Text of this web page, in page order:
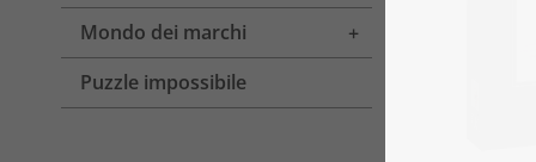
Mondo dei marchi
Toggle menu
Puzzle impossibile